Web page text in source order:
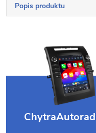
Popis produktu